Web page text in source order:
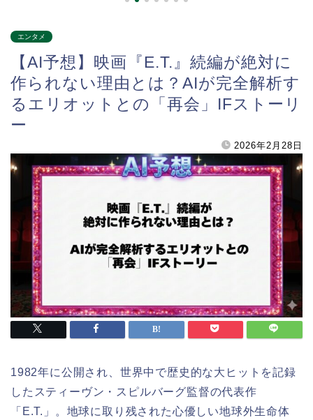
エンタメ
【AI予想】映画『E.T.』続編が絶対に
作られない理由とは？AIが完全解析す
るエリオットとの「再会」IFストーリ
ー
2026年2月28日
1982年に公開され、世界中で歴史的な大ヒットを記録
したスティーヴン・スピルバーグ監督の代表作
「E.T.」。地球に取り残された心優しい地球外生命体